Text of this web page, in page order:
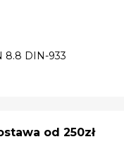
8.8 DIN-933
od 250zł